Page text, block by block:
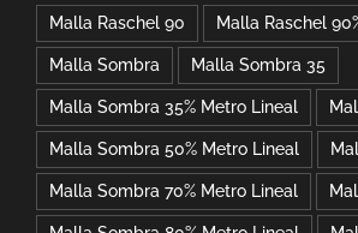
Malla Raschel 90 Malla Raschel
Malla Sombra Malla Sombra 35
Malla Sombra 35% Metro Lineal
Malla Sombra 50% Metro Lineal
Malla Sombra 70% Metro Lineal